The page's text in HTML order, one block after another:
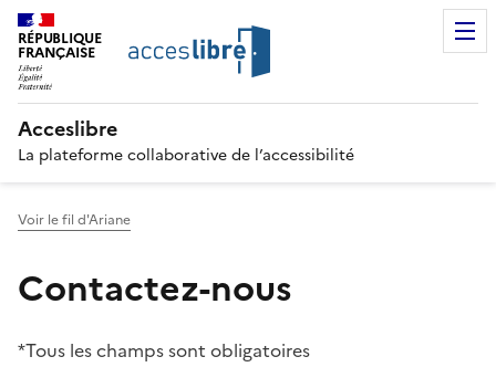
RÉPUBLIQUE
FRANÇAISE
Acceslibre
La plateforme collaborative de l’accessibilité
Voir le fil d'Ariane
Contactez-nous
*Tous les champs sont obligatoires